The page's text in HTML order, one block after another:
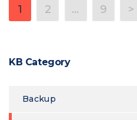
1 2 … 9 >
KB Category
Backup